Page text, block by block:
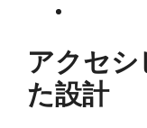
アクセ
た設計